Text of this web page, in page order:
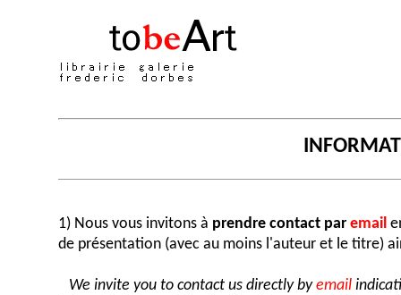
1) Nous vous invitons à prendre contact par email
de présentation (avec au moins l'auteur et le titre)
We invite you to contact us directly byemail